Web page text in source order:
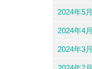
2024年5月
2024年4月
2024年3月